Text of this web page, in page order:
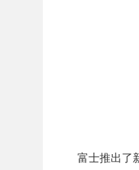
富士推出了